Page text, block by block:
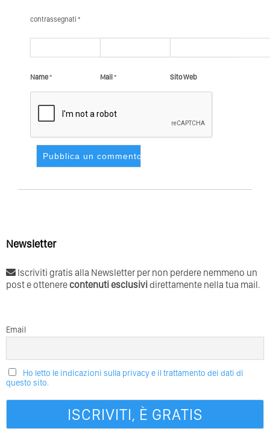
contrassegnati *
Name* Mail * Sito Web
Newsletter
Iscriviti gratis alla Newsletter per non perdere nemmeno un
post e ottenerecontenuti esclusividirettamente nella tua mail.
Email
Ho letto le indicazioni sulla privacy e il trattamento dei dati di
questo sito.